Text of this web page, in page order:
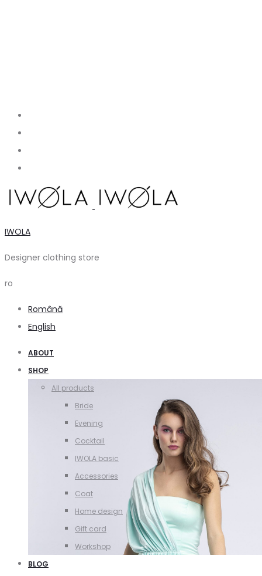
IWOLA
Designer clothing store
ro
Română
English
ABOUT
SHOP
All products
Bride
Evening
Cocktail
IWOLA basic
Accessories
Coat
Home design
Gift card
Workshop
BLOG